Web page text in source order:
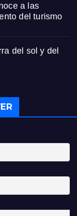
a las
del turismo
del sol y del